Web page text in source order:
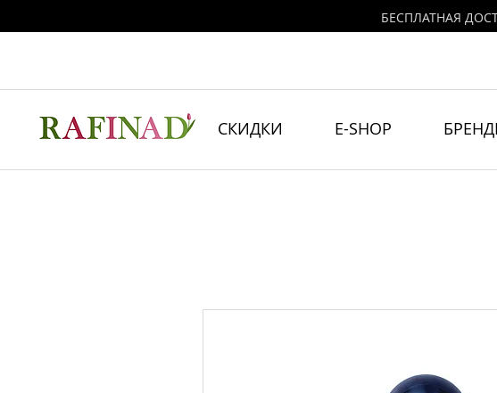
БЕСПЛАТНАЯ
СКИДКИ E-SHOP